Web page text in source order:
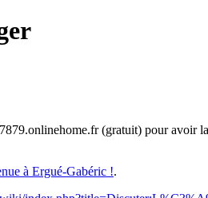
(gratuit) pour
à Ergué-Gabéric !.